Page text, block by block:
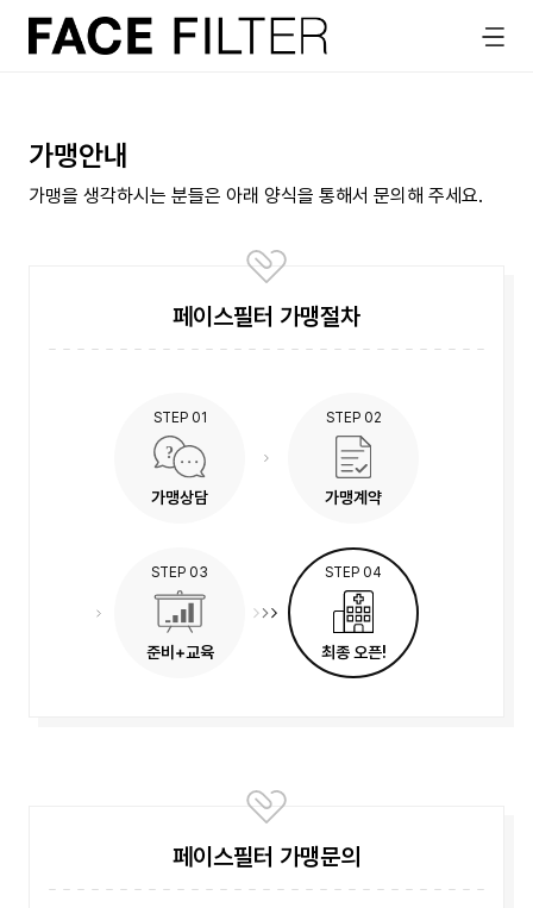
가맹안내
가맹을 생각하시는 분들은 아래 양식을 통해서 문의해 주세요.
페이스필터 가맹절차
STEP 01
가맹상담
STEP 02
가맹계약
STEP 03
준비+교육
STEP 04
최종 오픈!
페이스필터 가맹문의